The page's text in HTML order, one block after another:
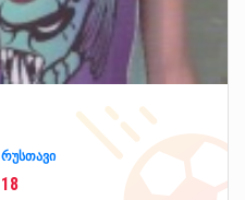
რუსთავი
18